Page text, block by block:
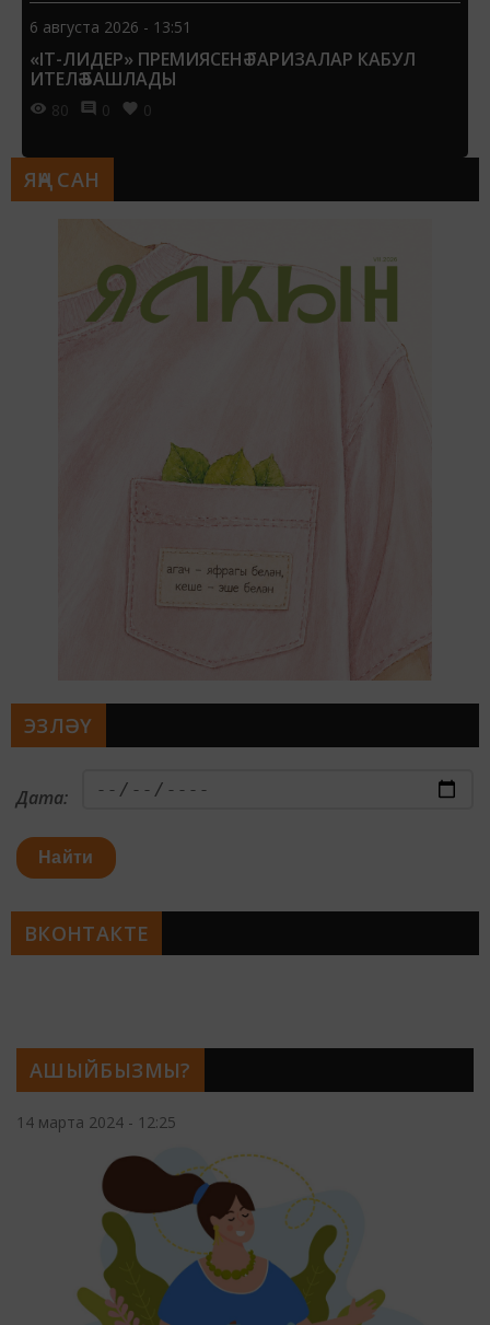
6 августа 2026 - 13:51
«IT-ЛИДЕР» ПРЕМИЯСЕНӘ ГАРИЗАЛАР КАБУЛ
ИТЕЛӘ БАШЛАДЫ
80 0 0
АШЫЙБЫЗМЫ?
14 марта 2024 - 12:25
ЯҢА САН
ЭЗЛӘҮ
Дата:
Найти
ВКОНТАКТЕ